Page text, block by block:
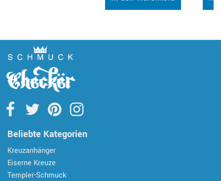
Beliebte Kategorien
Kreuzanhänger
Eiserne Kreuze
Templer-Schmuck